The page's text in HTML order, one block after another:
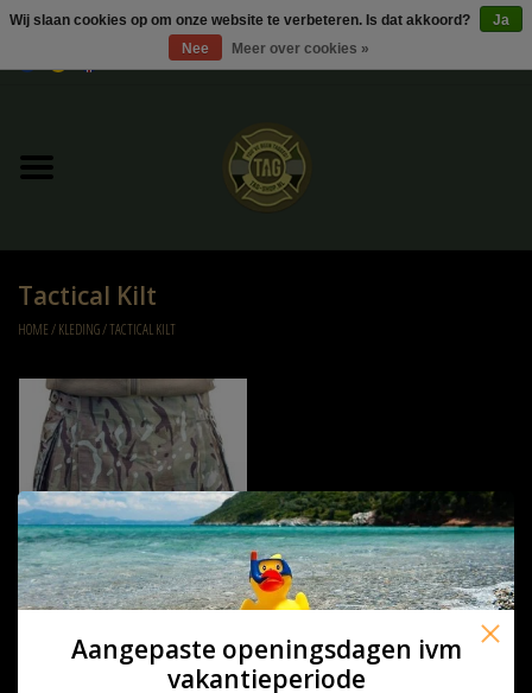
UItverkoop
Kleding
Ammo
Replica Parts
Diverse
Tactical Kilt
HOME/KLEDING/TACTICAL KILT
Highlander Highlander Tactical Kilt
Wij slaan cookies op om onze website te verbeteren. Is dat akkoord?
Ja
Nee
Meer over cookies »
Aangepaste openingsdagen ivm
vakantieperiode